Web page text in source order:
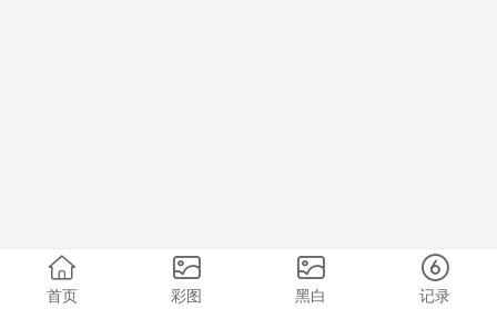
首页 彩图 黑白 记录